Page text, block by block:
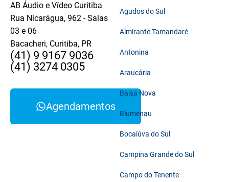
AB Áudio e Vídeo Curitiba
Rua Nicarágua, 962 - Salas
03 e 06
Bacacheri, Curitiba, PR
(41) 9 9167 9036
(41) 3274 0305
Agendamentos
Agudos do Sul
Almirante Tamandaré
Antonina
Araucária
Balsa Nova
Blumenau
Bocaiúva do Sul
Campina Grande do Sul
Campo do Tenente